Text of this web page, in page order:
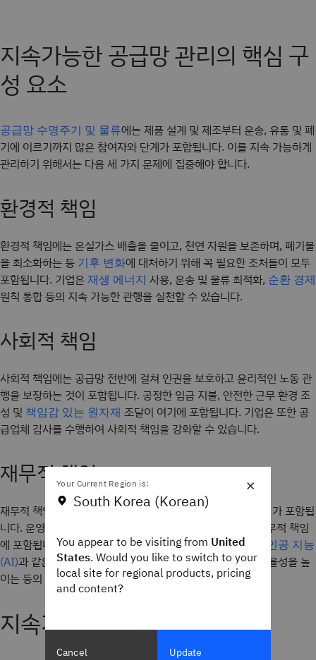
지속가능한 공급망 관리의 핵심 구
성 요소
공급망 수명주기 및 물류에는 제품 설계 및 제조부터 운송, 유통 및 폐
기에 이르기까지 많은 참여자와 단계가 포함됩니다. 이를 지속 가능하게
관리하기 위해서는 다음 세 가지 문제에 집중해야 합니다.
환경적 책임
환경적 책임에는 온실가스 배출을 줄이고, 천연 자원을 보존하며, 폐기물
을 최소화하는 등 기후 변화에 대처하기 위해 꼭 필요한 조처들이 모두
포함됩니다. 기업은 재생 에너지 사용, 운송 및 물류 최적화, 순환 경제
원칙 통합 등의 지속 가능한 관행을 실천할 수 있습니다.
사회적 책임
사회적 책임에는 공급망 전반에 걸쳐 인권을 보호하고 윤리적인 노동 관
행을 보장하는 것이 포함됩니다. 공정한 임금 지불, 안전한 근무 환경 조
성 및 책임감 있는 원자재 조달이 여기에 포함됩니다. 기업은 또한 공
급업체 감사를 수행하여 사회적 책임을 강화할 수 있습니다.
재무적 책임
재무적 책임에는공급망 운영과 관련된 비용 및 위험 관리 가 포함됩
니다. 운영 비용 절감, 위험 노출 제한, 규정 준수 보장 등이 재무적 책임
에 포함됩니다. 기업은재고 관리최적화, 포장 폐기물 감소,
인공 지능
(AI)과 같은 기술 및 툴을 사용하여 공급망을 모니터링하고 효율성을 높
이는 등의 비용 절감 조치를 구현할 수 있습니다.
지속가능한 공급망 관리 전략
×
Your Current Region is:
South Korea (Korean)
You appear to be visiting from United
States. Would you like to switch to your
local site for regional products, pricing
and content?
Cancel Update